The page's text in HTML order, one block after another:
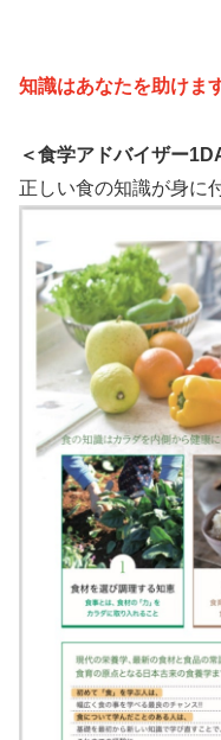
知識はあなたを助けま
＜食学アドバイザー
正しい食の知識が身に